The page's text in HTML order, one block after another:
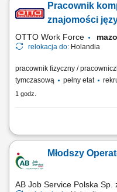
technikami natryskowymi
polerowanie;
Pracownik
znajomości
OTTO Work Force
relokacja do: Holandia
pracownik fizyczny /
tymczasową
pełny etat
1 godz.
Zadania Zbieranie artykułów
zgodności, liczby oraz jakości
pakowanie paczek w sposób
Młodszy
AB Job Service Polska Sp.